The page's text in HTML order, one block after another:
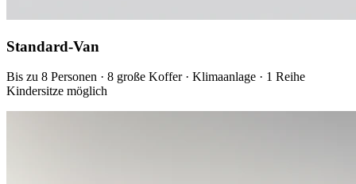
Standard-Van
Bis zu 8 Personen · 8 große Koffer · Klimaanlage · 1 Reihe
Kindersitze möglich